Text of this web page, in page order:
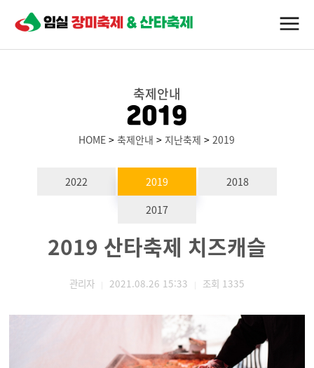
축제안내
2019
HOME >축제안내 > 지난축제 >2019
2022 2019
2018
2017
2019 산타축제 치즈캐슬
관리자 2021.08.26 15:33 조회 1335